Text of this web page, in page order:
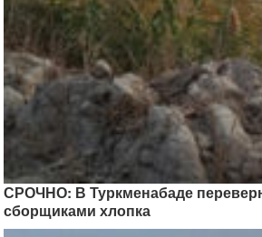
СРОЧНО: В Туркменабаде
сборщиками хлопка